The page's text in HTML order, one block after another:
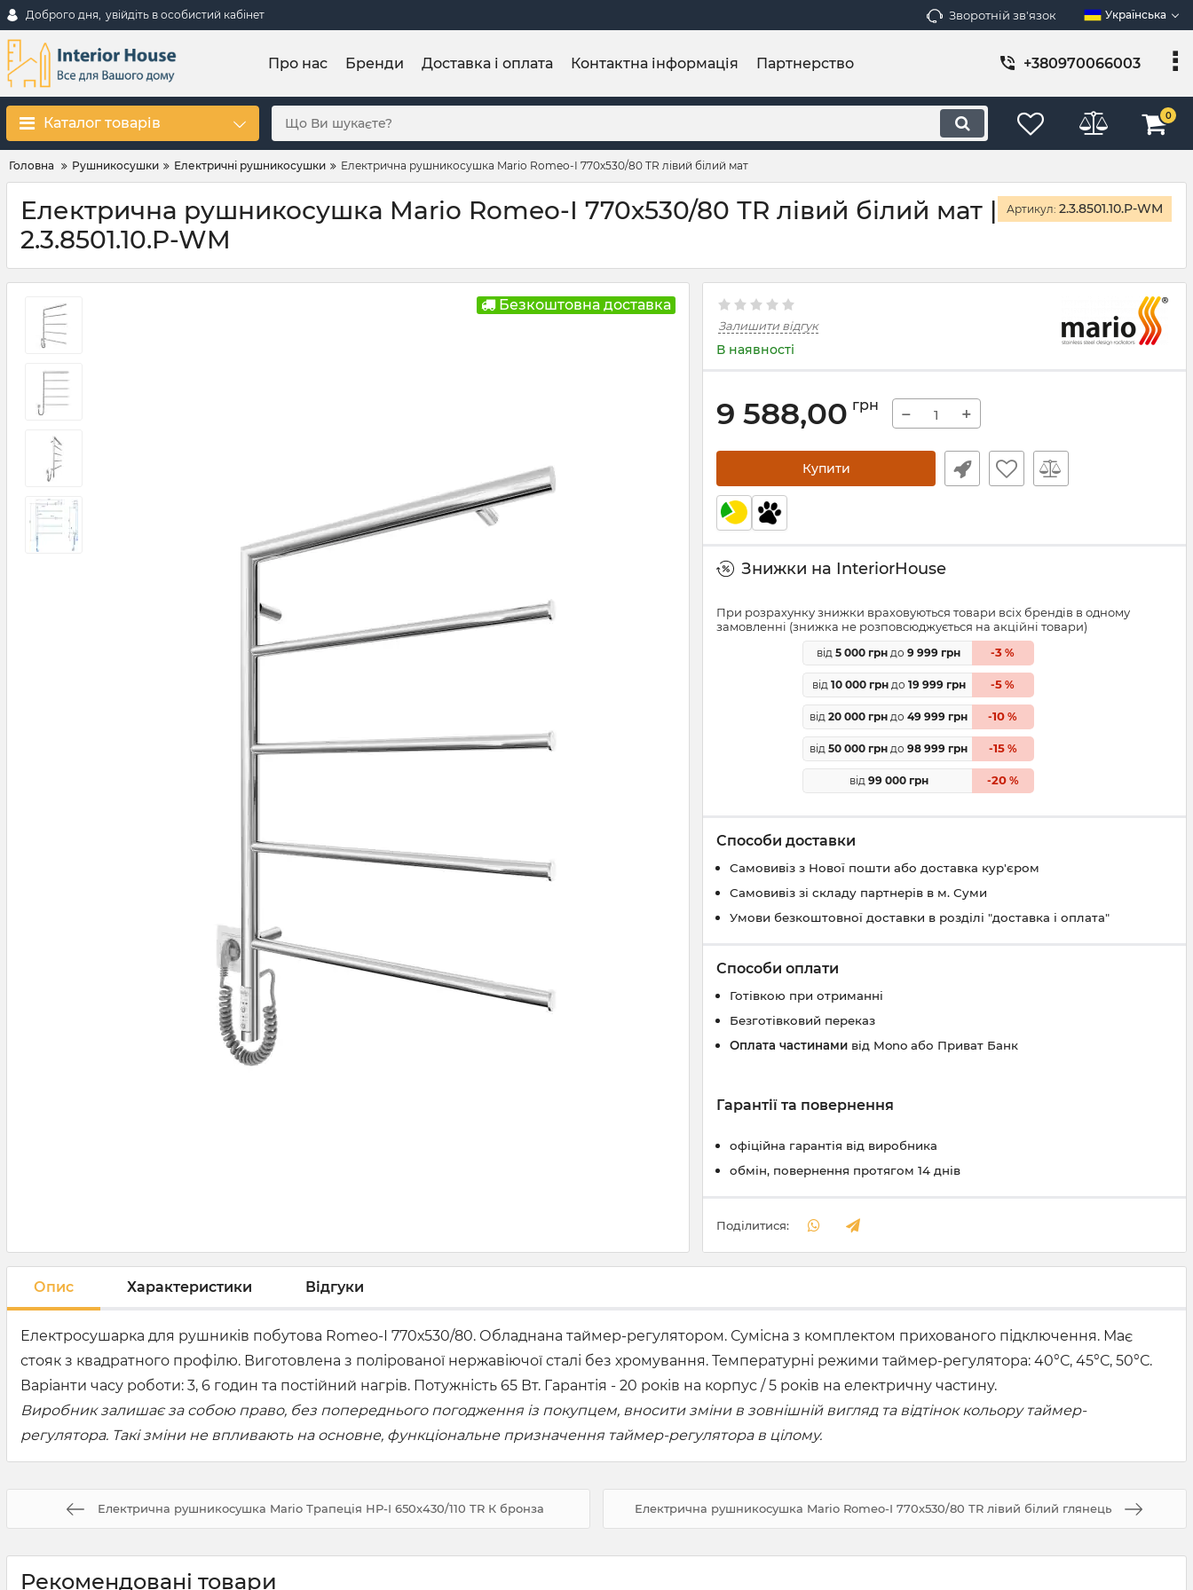
Доброго дня, увійдіть в особистий кабінет Зворотній зв'язок Українська
Про нас Бренди Доставка і оплата Контактна інформація Партнерство +380970066003
Каталог товарів 0
Головна Рушникосушки Електричні рушникосушки Електрична рушникосушка Mario Romeo-І 770х530/80 ТR лівий білий мат
Електрична рушникосушка Mario Romeo-І 770х530/80 ТR лівий білий мат |
2.3.8501.10.P-WM
Артикул: 2.3.8501.10.P-WM
Безкоштовна доставка
Залишити відгук
В наявності
9 588,00 грн − +
Купити
Знижки на InteriorHouse
При розрахунку знижки враховуються товари всіх брендів в одному
замовленні (знижка не розповсюджується на акційні товари)
від 5 000 грн до 9 999 грн -3 %
від 10 000 грндо 19 999 грн -5 %
від 20 000 грн до 49 999 грн -10 %
від 50 000 грн до 98 999 грн -15%
від 99 000 грн -20%
Способи доставки
Самовивіз з Нової пошти або доставка кур'єром
Самовивіз зі складу партнерів в м. Суми
Умови безкоштовної доставки в розділі "доставка і оплата"
Способи оплати
Готівкою при отриманні
Безготівковий переказ
Оплата частинами від Mono або Приват Банк
Гарантії та повернення
офіційна гарантія від виробника
обмін, повернення протягом 14 днів
Поділитися:
Опис Характеристики Відгуки
Електросушарка для рушників побутова Romeo-І 770х530/80. Обладнана таймер-регулятором. Сумісна з комплектом прихованого підключення. Має
стояк з квадратного профілю. Виготовлена з полірованої нержавіючої сталі без хромування. Температурні режими таймер-регулятора: 40°С, 45°С, 50°С.
Варіанти часу роботи: 3, 6 годин та постійний нагрів. Потужність 65 Вт. Гарантія - 20 років на корпус / 5 років на електричну частину.
Виробник залишає за собою право, без попереднього погодження із покупцем, вносити зміни в зовнішній вигляд та відтінок кольору таймер-
регулятора. Такі зміни не впливають на основне, функціональне призначення таймер-регулятора в цілому.
Електрична рушникосушка Mario Трапеція НР-І 650х430/110 TR К бронза Електрична рушникосушка Mario Romeo-І 770х530/80 ТR лівий білий глянець
Рекомендовані товари